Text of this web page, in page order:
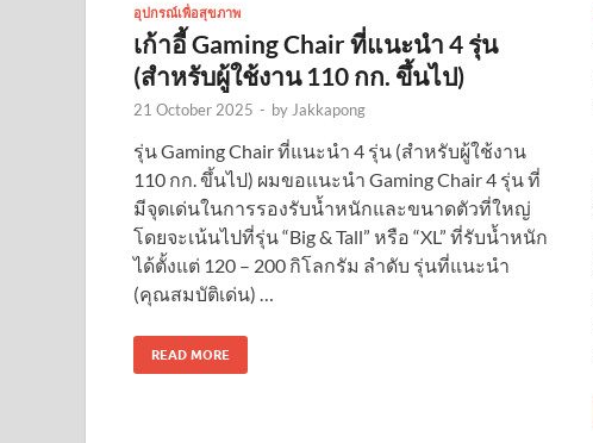
อุปกรณ์เพื่อสุขภาพ
เก้าอี้ Gaming Chair ที่แนะนำ 4 รุ่น
(สำหรับผู้ใช้งาน 110 กก. ขึ้นไป)
21 October 2025 - by Jakkapong
รุ่น Gaming Chair ที่แนะนำ 4 รุ่น (สำหรับผู้ใช้งาน
110 กก. ขึ้นไป) ผมขอแนะนำ Gaming Chair 4 รุ่น ที่
มีจุดเด่นในการรองรับน้ำหนักและขนาดตัวที่ใหญ่
โดยจะเน้นไปที่รุ่น “Big & Tall” หรือ “XL” ที่รับน้ำหนัก
ได้ตั้งแต่ 120 – 200 กิโลกรัม ลำดับ รุ่นที่แนะนำ
(คุณสมบัติเด่น) …
READ MORE